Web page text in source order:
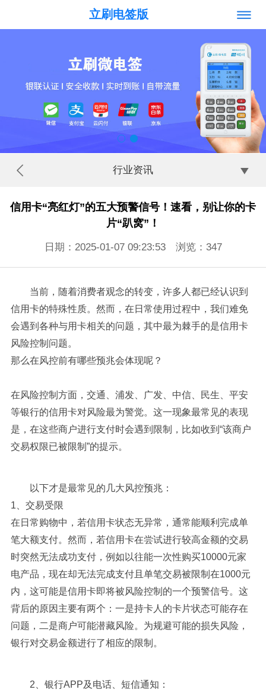
立刷电签版
行业资讯
信用卡“亮红灯”的五大预警信号！速看，别让你的卡
片“趴窝”！
日期：2025-01-07 09:23:53 浏览： 347
当前，随着消费者观念的转变，许多人都已经认识到
信用卡的特殊性质。然而，在日常使用过程中，我们难免
会遇到各种与用卡相关的问题，其中最为棘手的是信用卡
风险控制问题。
那么在风控前有哪些预兆会体现呢？
在风险控制方面，交通、浦发、广发、中信、民生、平安
等银行的信用卡对风险最为警觉。这一现象最常见的表现
是，在这些商户进行支付时会遇到限制，比如收到“该商户
交易权限已被限制”的提示。
以下才是最常见的几大风控预兆：
1、交易受限
在日常购物中，若信用卡状态无异常，通常能顺利完成单
笔大额支付。然而，若信用卡在尝试进行较高金额的交易
时突然无法成功支付，例如以往能一次性购买10000元家
电产品，现在却无法完成支付且单笔交易被限制在1000元
内，这可能是信用卡即将被风险控制的一个预警信号。这
背后的原因主要有两个：一是持卡人的卡片状态可能存在
问题，二是商户可能潜藏风险。为规避可能的损失风险，
银行对交易金额进行了相应的限制。
2、银行APP及电话、短信通知：